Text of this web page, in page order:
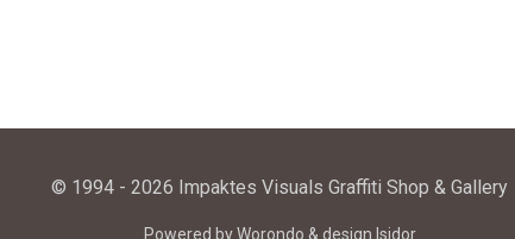
© 1994 - 2026 Impaktes Visuals Graffiti Shop & Gallery
Powered byWorondo & design Isidor